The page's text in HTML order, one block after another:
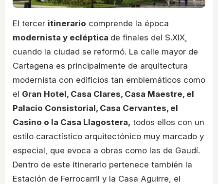
El tercer itinerario comprende la época
modernista y ecléptica de finales del S.XIX,
cuando la ciudad se reformó. La calle mayor de
Cartagena es principalmente de arquitectura
modernista con edificios tan emblemáticos como
el Gran Hotel, Casa Clares, Casa Maestre, el
Palacio Consistorial, Casa Cervantes, el
Casino o la Casa Llagostera, todos ellos con un
estilo caractístico arquitectónico muy marcado y
especial, que evoca a obras como las de Gaudí.
Dentro de este itinerario pertenece también la
Estación de Ferrocarril y la Casa Aguirre, el